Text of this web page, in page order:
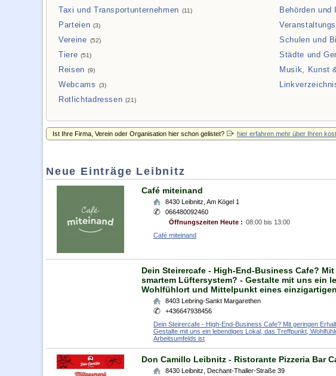
Taxi und Transportunternehmen (11) Behörden und
Parteien (3)
Vereine (52) Schulen und
Tiere (51) Städte und
Reisen (9) Musik, Kunst
Webcams (3)
Rotlichtadressen (21)
Ist Ihre Firma, Verein oder Organisation hier schon gelistet? hier erfahren mehr über Ihren
Neue Einträge Leibnitz
Café miteinand
8430 Leibnitz Am Kögel 1
066480092460
Öffnungszeiten Heute : 08:00 bis 13:00
Café miteinand
Dein Steirercafe - High-End-Business Cafe?
smartem Lüftersystem? - Gestalte mit uns ein
Wohlfühlort und Mittelpunkt eines
8403 Lebring-Sankt Margarethen
+436647938456
Dein Steirercafe - High-End-Business Cafe? Mit geringen
Gestalte mit uns ein lebendiges Lokal, das Treffpunkt,
Arbeitsumfelds ist
Don Camillo Leibnitz - Ristorante Pizzeria Bar
8430 Leibnitz Dechant-Thaller-Straße 39